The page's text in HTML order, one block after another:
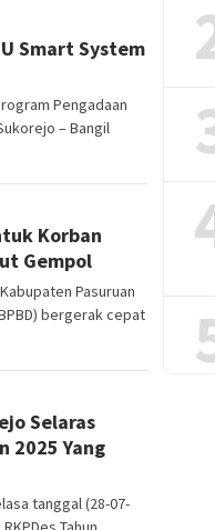
Smart System
Pengadaan
– Bangil
Korban
Gempol
Pasuruan
bergerak cepat
Selaras
2025 Yang
tanggal (28-07-